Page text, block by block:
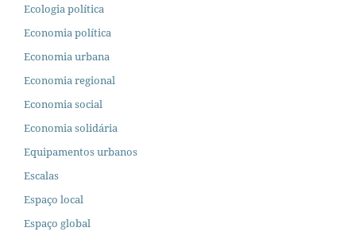
Ecologia política
Economia política
Economia urbana
Economia regional
Economia social
Economia solidária
Equipamentos urbanos
Escalas
Espaço local
Espaço global